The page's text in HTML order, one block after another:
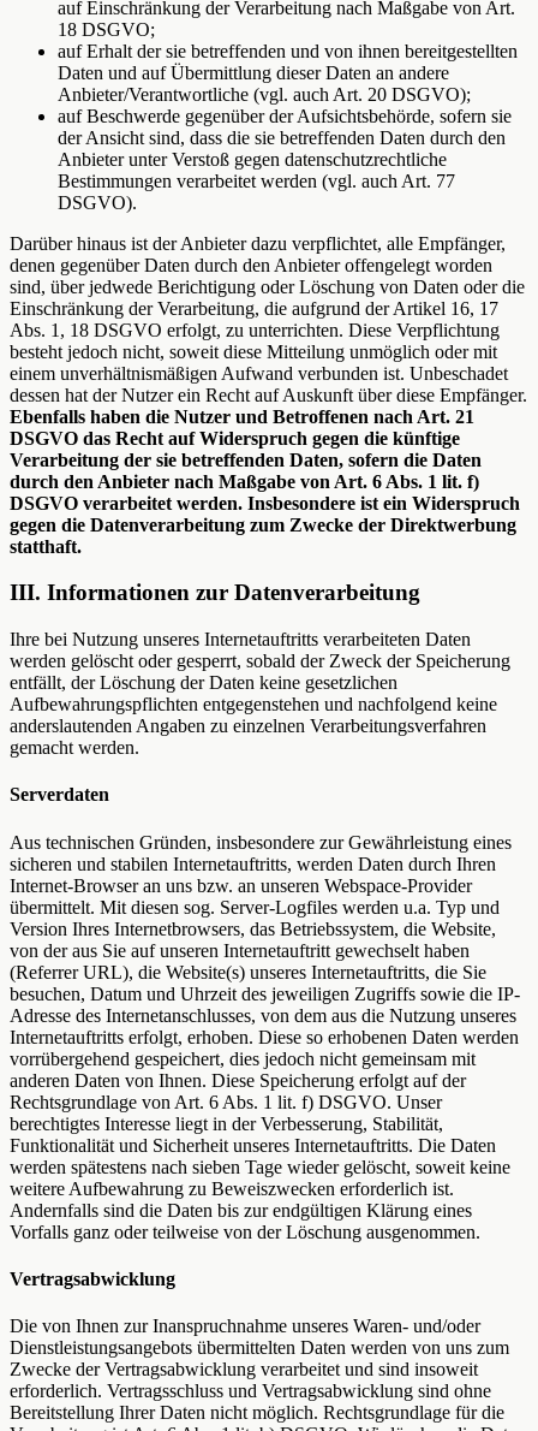
auf Einschränkung der Verarbeitung nach Maßgabe von Art.
18 DSGVO;
auf Erhalt der sie betreffenden und von ihnen bereitgestellten
Daten und auf Übermittlung dieser Daten an andere
Anbieter/Verantwortliche (vgl. auch Art. 20 DSGVO);
auf Beschwerde gegenüber der Aufsichtsbehörde, sofern sie
der Ansicht sind, dass die sie betreffenden Daten durch den
Anbieter unter Verstoß gegen datenschutzrechtliche
Bestimmungen verarbeitet werden (vgl. auch Art. 77
DSGVO).
Darüber hinaus ist der Anbieter dazu verpflichtet, alle Empfänger,
denen gegenüber Daten durch den Anbieter offengelegt worden
sind, über jedwede Berichtigung oder Löschung von Daten oder die
Einschränkung der Verarbeitung, die aufgrund der Artikel 16, 17
Abs. 1, 18 DSGVO erfolgt, zu unterrichten. Diese Verpflichtung
besteht jedoch nicht, soweit diese Mitteilung unmöglich oder mit
einem unverhältnismäßigen Aufwand verbunden ist. Unbeschadet
dessen hat der Nutzer ein Recht auf Auskunft über diese Empfänger.
Ebenfalls haben die Nutzer und Betroffenen nach Art. 21
DSGVO das Recht auf Widerspruch gegen die künftige
Verarbeitung der sie betreffenden Daten, sofern die Daten
durch den Anbieter nach Maßgabe von Art. 6 Abs. 1 lit. f)
DSGVO verarbeitet werden. Insbesondere ist ein Widerspruch
gegen die Datenverarbeitung zum Zwecke der Direktwerbung
statthaft.
III. Informationen zur Datenverarbeitung
Ihre bei Nutzung unseres Internetauftritts verarbeiteten Daten
werden gelöscht oder gesperrt, sobald der Zweck der Speicherung
entfällt, der Löschung der Daten keine gesetzlichen
Aufbewahrungspflichten entgegenstehen und nachfolgend keine
anderslautenden Angaben zu einzelnen Verarbeitungsverfahren
gemacht werden.
Serverdaten
Aus technischen Gründen, insbesondere zur Gewährleistung eines
sicheren und stabilen Internetauftritts, werden Daten durch Ihren
Internet-Browser an uns bzw. an unseren Webspace-Provider
übermittelt. Mit diesen sog. Server-Logfiles werden u.a. Typ und
Version Ihres Internetbrowsers, das Betriebssystem, die Website,
von der aus Sie auf unseren Internetauftritt gewechselt haben
(Referrer URL), die Website(s) unseres Internetauftritts, die Sie
besuchen, Datum und Uhrzeit des jeweiligen Zugriffs sowie die IP-
Adresse des Internetanschlusses, von dem aus die Nutzung unseres
Internetauftritts erfolgt, erhoben. Diese so erhobenen Daten werden
vorrübergehend gespeichert, dies jedoch nicht gemeinsam mit
anderen Daten von Ihnen. Diese Speicherung erfolgt auf der
Rechtsgrundlage von Art. 6 Abs. 1 lit. f) DSGVO. Unser
berechtigtes Interesse liegt in der Verbesserung, Stabilität,
Funktionalität und Sicherheit unseres Internetauftritts. Die Daten
werden spätestens nach sieben Tage wieder gelöscht, soweit keine
weitere Aufbewahrung zu Beweiszwecken erforderlich ist.
Andernfalls sind die Daten bis zur endgültigen Klärung eines
Vorfalls ganz oder teilweise von der Löschung ausgenommen.
Vertragsabwicklung
Die von Ihnen zur Inanspruchnahme unseres Waren- und/oder
Dienstleistungsangebots übermittelten Daten werden von uns zum
Zwecke der Vertragsabwicklung verarbeitet und sind insoweit
erforderlich. Vertragsschluss und Vertragsabwicklung sind ohne
Bereitstellung Ihrer Daten nicht möglich. Rechtsgrundlage für die